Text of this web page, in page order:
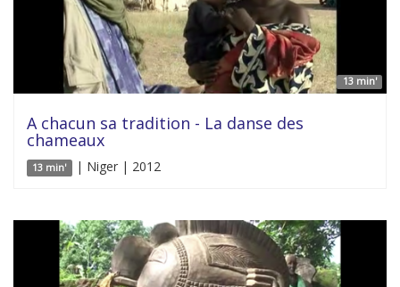
13 min'
A chacun sa tradition - La danse des
chameaux
13 min' | Niger | 2012